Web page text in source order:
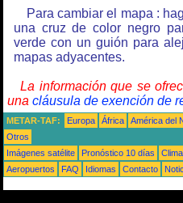
Para cambiar el mapa :
una cruz de color negro
verde con un guión para
mapas adyacentes.
La información que se
una cláusula de exención de
METAR-TAF: Europa África América del
Otros
Imágenes satélite
Pronóstico 10 días Clima
Aeropuertos
FAQ Idiomas Contacto